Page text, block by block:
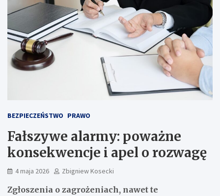
BEZPIECZEŃSTWO PRAWO
Fałszywe alarmy: poważne
konsekwencje i apel o rozwagę
4 maja 2026 Zbigniew Kosecki
Zgłoszenia o zagrożeniach, nawet te